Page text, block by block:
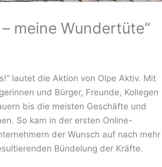
meine Wundertüte“
lautet die Aktion von Olpe Aktiv. Mit
und Bürger, Freunde, Kollegen
bis die meisten Geschäfte und
So kam in der ersten Online-
der Wunsch auf nach mehr
Bündelung der Kräfte.